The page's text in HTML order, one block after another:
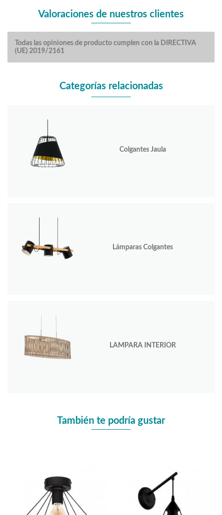
Valoraciones de nuestros clientes
Todas las opiniones de producto cumplen con la DIRECTIVA
(UE) 2019/2161
Categorías relacionadas
Colgantes Jaula
Lámparas Colgantes
LAMPARA INTERIOR
También te podría gustar